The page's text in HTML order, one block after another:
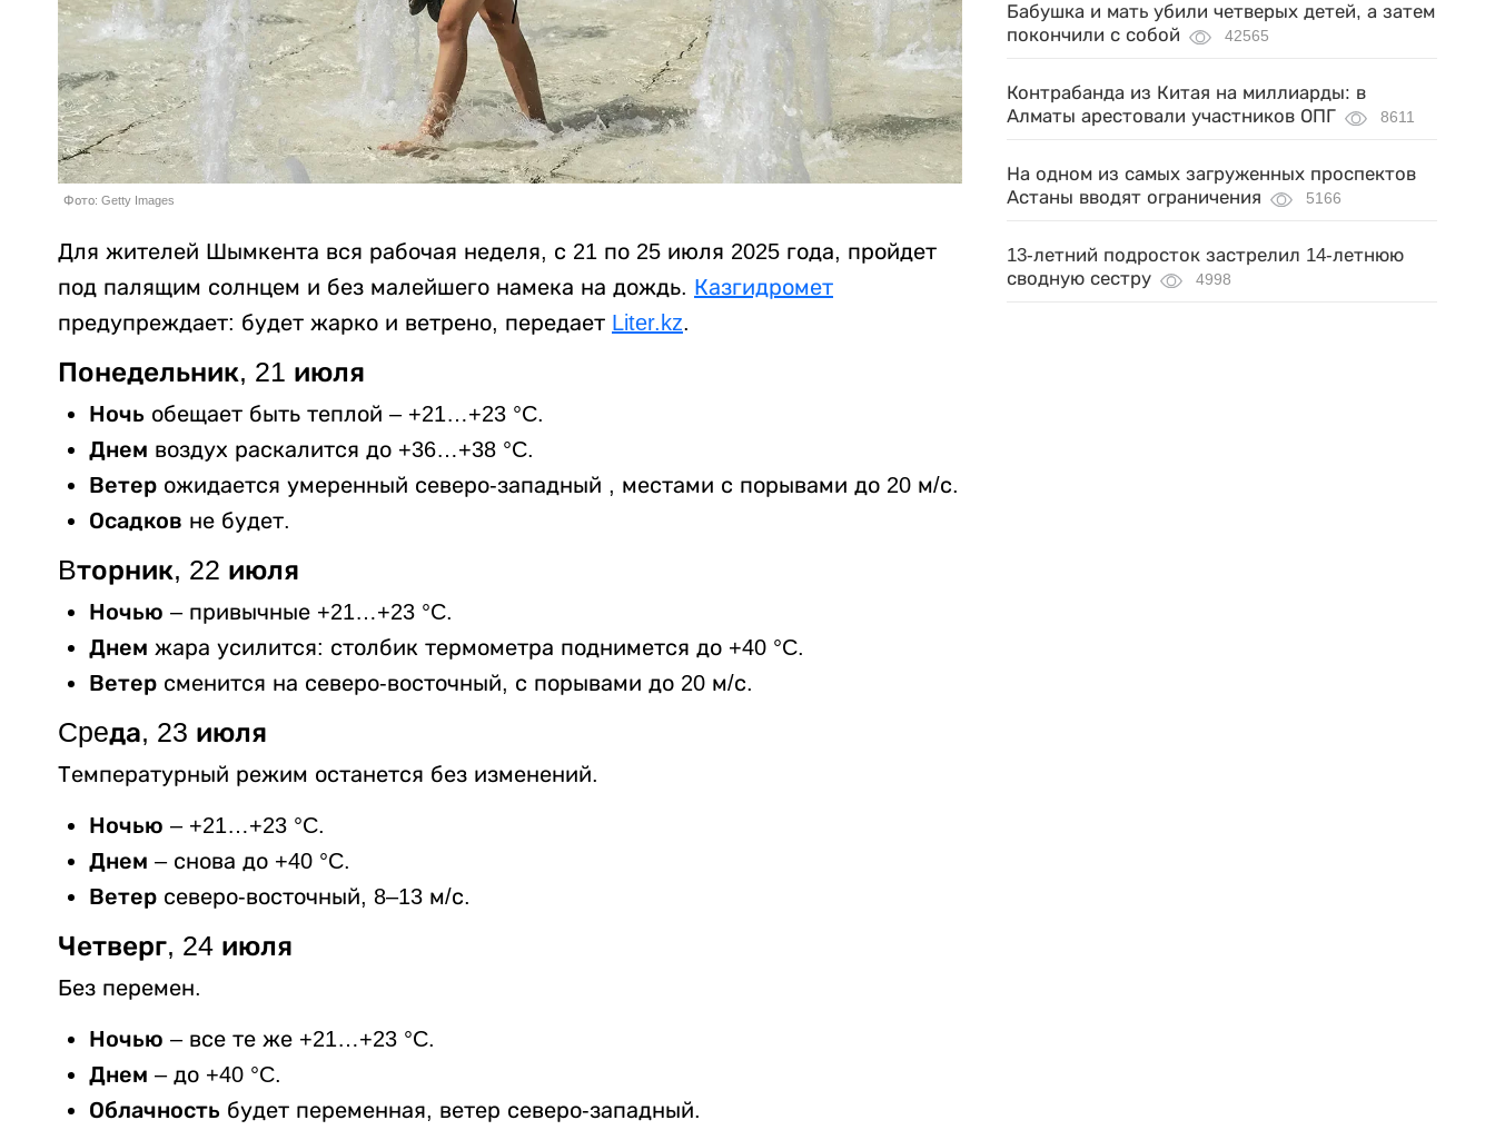
Фото: Getty Images
Для жителей Шымкента вся рабочая неделя, с 21 по 25 июля 2025 года, пройдет
под палящим солнцем и без малейшего намека на дождь. Казгидромет
предупреждает: будет жарко и ветрено, передает Liter.kz.
Понедельник, 21 июля
Ночь обещает быть теплой – +21…+23 °C.
Днем воздух раскалится до +36…+38 °C.
Ветер ожидается умеренный северо-западный , местами с порывами до 20 м/с.
Осадков не будет.
Bторник, 22 июля
Ночью – привычные +21…+23 °C.
Днем жара усилится: столбик термометра поднимется до +40 °C.
Ветер сменится на северо-восточный, с порывами до 20 м/с.
Cpeда, 23 июля
Температурный режим останется без изменений.
Ночью – +21…+23 °C.
Днем – снова до +40 °C.
Ветер северо-восточный, 8–13 м/с.
Четверг, 24 июля
Без перемен.
Ночью – все те же +21…+23 °C.
Днем – до +40 °C.
Облачность будет переменная, ветер северо-западный.
Бабушка и мать убили четверых детей, а затем
покончили с собой
42565
Контрабанда из Китая на миллиарды: в
Алматы арестовали участников ОПГ
8611
На одном из самых загруженных проспектов
Астаны вводят ограничения
5166
13-летний подросток застрелил 14-летнюю
сводную сестру
4998